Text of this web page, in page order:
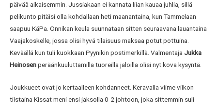
päivää aikaisemmin. Jussiakaan ei kannata liian kauaa juhlia, sillä
pelikunto pitäisi olla kohdallaan heti maanantaina, kun Tammelaan
saapuu KäPa. Onnikan keula suunnataan sitten seuraavana lauantaina
Vaajakoskelle, jossa olisi hyvä tilaisuus maksaa potut pottuina.
Keväällä kun tuli kuokkaan Pyynikin postimerkillä. Valmentaja Jukka
Heinosenperäänkuuluttamilla tuoreilla jaloilla olisi nyt kova kysyntä.
Joukkueet ovat jo kertaalleen kohdanneet. Keravalla viime viikon
tiistaina Kissat meni ensi jaksolla 0-2 johtoon, joka sittemmin suli